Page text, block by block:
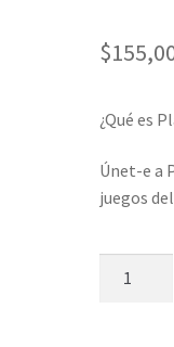
$
¿Qué es
Únet-e a
juegos